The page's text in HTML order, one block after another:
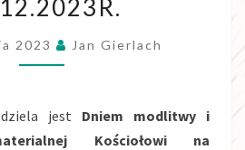
2023 Jan Gierlach
jest Dniem modlitwy i
Kościołowi na